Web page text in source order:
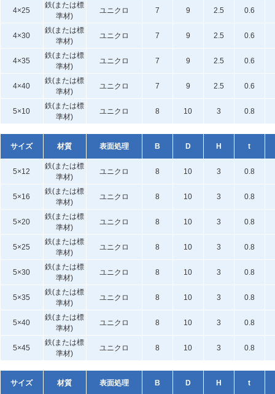
4×25
鉄(または標
準材)
ユニクロ 7 9 2.5 0.6
4×30
鉄(または標
準材)
ユニクロ 7 9 2.5 0.6
4×35
鉄(または標
準材)
ユニクロ 7 9 2.5 0.6
4×40
鉄(または標
準材)
ユニクロ 7 9 2.5 0.6
5×10
鉄(または標
準材)
ユニクロ 8 10 3 0.8
サイズ 材質 表面処理 B D H t
5×12
鉄(または標
準材)
ユニクロ 8 10 3 0.8
5×16
鉄(または標
準材)
ユニクロ 8 10 3 0.8
5×20
鉄(または標
準材)
ユニクロ 8 10 3 0.8
5×25
鉄(または標
準材)
ユニクロ 8 10 3 0.8
5×30
鉄(または標
準材)
ユニクロ 8 10 3 0.8
5×35
鉄(または標
準材)
ユニクロ 8 10 3 0.8
5×40
鉄(または標
準材)
ユニクロ 8 10 3 0.8
5×45
鉄(または標
準材)
ユニクロ 8 10 3 0.8
サイズ 材質 表面処理 B D H t